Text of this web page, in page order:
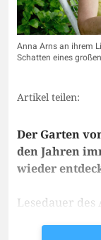
Anna Arns an ihrem
Schatten eines
Artikel teilen:
Der Garten
den Jahren
wieder
Lesedauer